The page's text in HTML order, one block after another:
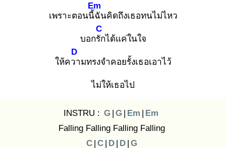
เพราะตอนนี้ฉั
Em
นคิดถึงเธอทนไม่ไหว
บอกรัก
C
ได้แค่ในใจ
ให้ควา
D
มทรงจำคอยรั้งเธอเอาไว้
ไม่ให้เธอไป
INSTRU : G | G | Em | Em
Falling Falling Falling Falling
C | C | D | D | G